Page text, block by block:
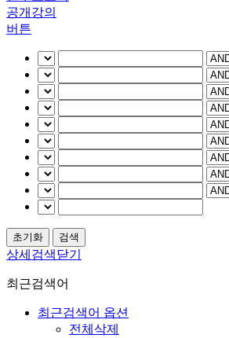
공개강의
버튼
상세검색닫기
최근검색어
최근검색어 옵션
전체삭제